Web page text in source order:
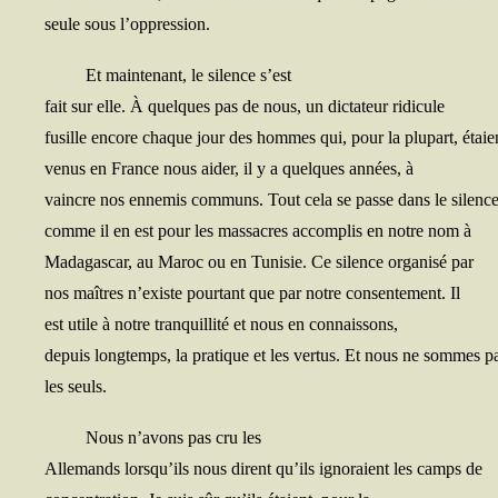
seule sous l’oppression.
Et main­te­nant, le silence s’est
fait sur elle. À quelques pas de nous, un dic­ta­teur ridicule
fusille encore chaque jour des hommes qui, pour la plu­part,
venus en France nous aider, il y a quelques années, à
vaincre nos enne­mis com­muns. Tout cela se passe dans le
comme il en est pour les mas­sacres accom­plis en notre nom à
Mada­gas­car, au Maroc ou en Tuni­sie. Ce silence orga­ni­sé par
nos maîtres n’existe pour­tant que par notre consen­te­ment. Il
est utile à notre tran­quilli­té et nous en connaissons,
depuis long­temps, la pra­tique et les ver­tus. Et nous ne sommes
les seuls.
Nous n’avons pas cru les
Alle­mands lorsqu’ils nous dirent qu’ils igno­raient les camps de